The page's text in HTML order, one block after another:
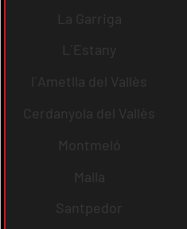
La Garriga
L´Estany
l´Ametlla del Vallès
Cerdanyola del Vallès
Montmeló
Malla
Santpedor